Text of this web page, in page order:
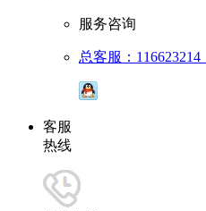
服务咨询
总客服：
客服
热线